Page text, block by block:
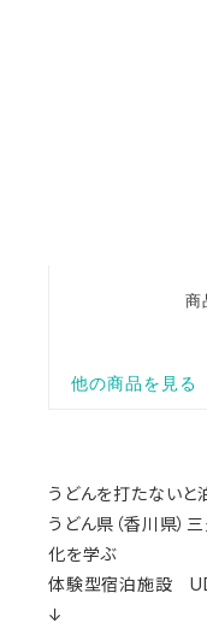
うどんを打たないと
うどん県（香川県）
化を学ぶ
体験型宿泊施設
↓